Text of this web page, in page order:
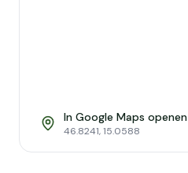
In Google Maps openen
46.8241,15.0588